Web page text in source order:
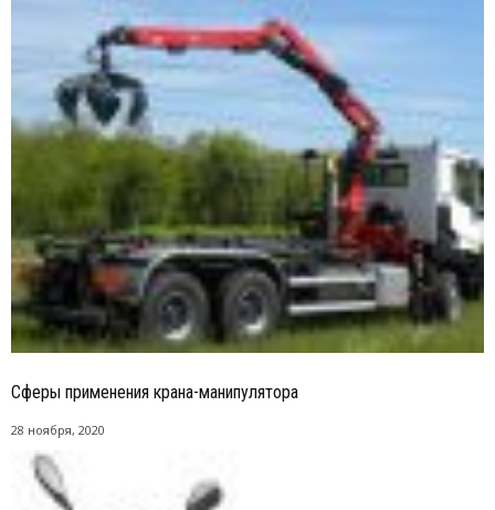
Сферы применения крана-манипулятора
28 ноября, 2020